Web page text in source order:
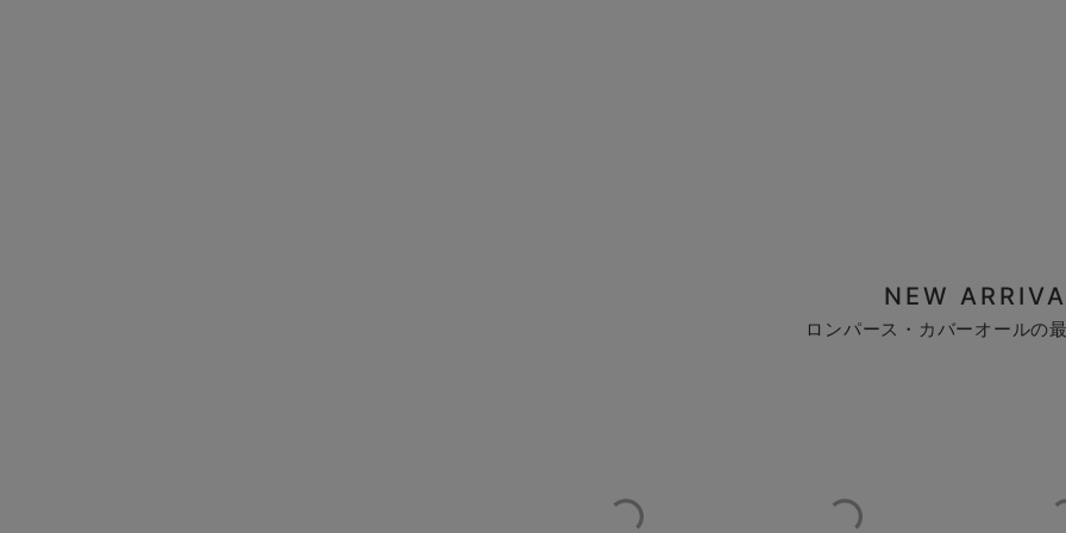
NEW
ロンパース・カバーオールの